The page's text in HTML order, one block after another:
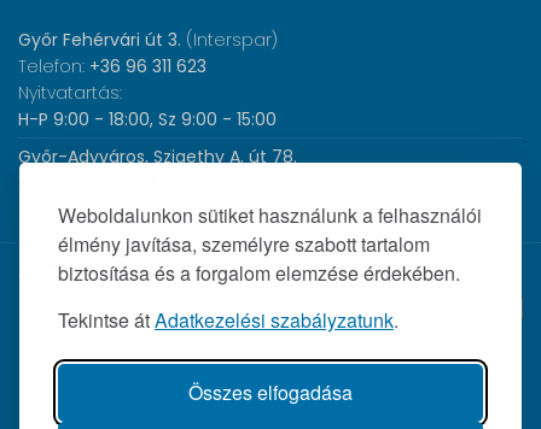
Weboldalunkon sütiket használunk a felhasználói
élmény javítása, személyre szabott tartalom
biztosítása és a forgalom elemzése érdekében.
Tekintse átAdatkezelési szabályzatunk.
Összes elfogadása
Győr Fehérvári út 3. (Interspar)
Telefon: +36 96 311 623
Nyitvatartás:
H-P 9:00 - 18:00, Sz 9:00 - 15:00
Győr-Adyváros, Szigethy A. út 78.
Telefon:
Nyitvatartás:H-P 8:00 - 17:00
© 2026 Wolf Orvosi Műszer Kft. |